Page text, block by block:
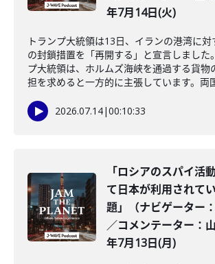
年7月14日(火)
トランプ大統領は13日、イランの港湾に
の封鎖措置を「再開する」と宣言しました
プ大統領は、ホルムズ海峡を通過する貨物
担を求めると一方的に主張しています。両
2026.07.14|00:10:33
「ロシアのスパイ活
て日本が利用されて
題」（ナビゲーター
／コメンテーター：
年7月13日(月)